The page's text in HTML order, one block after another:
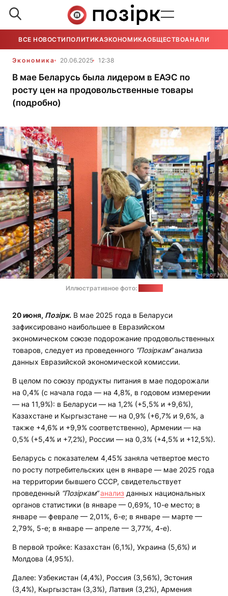
ВСЕ НОВОСТИ ПОЛИТИКАЭКОНОМИКАОБЩЕСТВОАНАЛИТИКА
Экономика 20.06.2025 12:38
В мае Беларусь была лидером в ЕАЭС по
росту цен на продовольственные товары
(подробно)
Иллюстративное фото:
20 июня, Позірк. В мае 2025 года в Беларуси
зафиксировано наибольшее в Евразийском
экономическом союзе подорожание продовольственных
товаров, следует из проведенного “Позіркам“анализа
данных Евразийской экономической комиссии.
В целом по союзу продукты питания в мае подорожали
на 0,4% (с начала года — на 4,8%, в годовом измерении
— на 11,9%): в Беларуси — на 1,2% (+5,5% и +9,6%),
Казахстане и Кыргызстане — на 0,9% (+6,7% и 9,6%, а
также +4,6% и +9,9% соответственно), Армении — на
0,5% (+5,4% и +7,2%), России — на 0,3% (+4,5% и +12,5%).
Беларусь с показателем 4,45% заняла четвертое место
по росту потребительских цен в январе — мае 2025 года
на территории бывшего СССР, свидетельствует
проведенный “Позіркам“ анализ данных национальных
органов статистики (в январе — 0,69%, 10-е место; в
январе — феврале — 2,01%, 6-е; в январе — марте —
2,79%, 5-е; в январе — апреле — 3,77%, 4-е).
В первой тройке: Казахстан (6,1%), Украина (5,6%) и
Молдова (4,95%).
Далее: Узбекистан (4,4%), Россия (3,56%), Эстония
(3,4%), Кыргызстан (3,3%), Латвия (3,2%), Армения